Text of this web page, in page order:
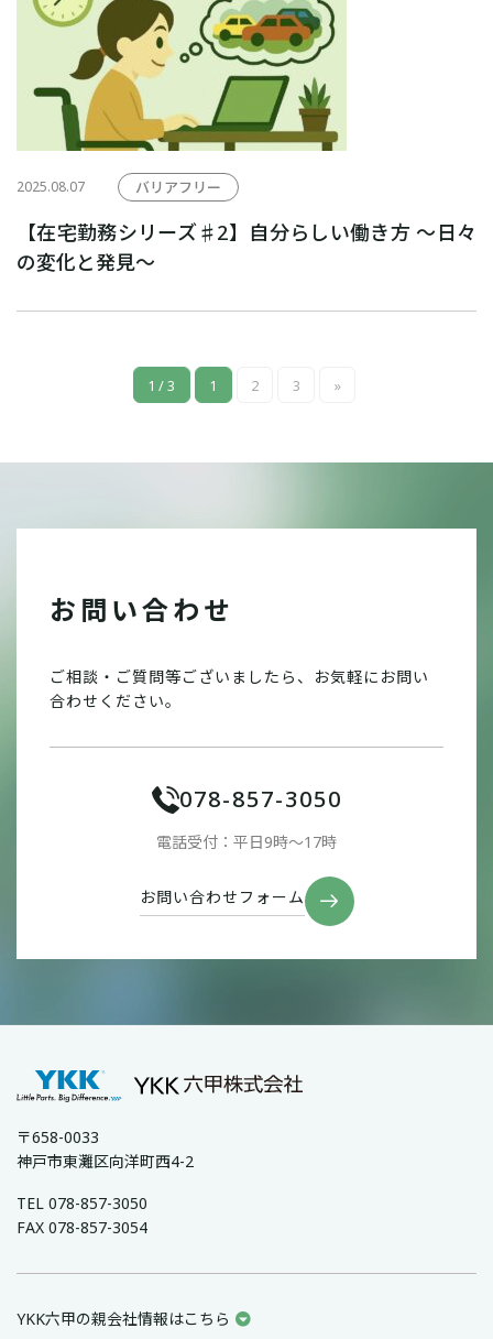
2025.08.07 バリアフリー
【在宅勤務シリーズ♯2】自分らしい働き方 〜日々
の変化と発見〜
1 / 3 1 2 3 »
お問い合わせ
ご相談・ご質問等ございましたら、お気軽にお問い
合わせください。
078-857-3050
電話受付：平日9時〜17時
お問い合わせフォーム
〒658-0033
神戸市東灘区向洋町西4-2
TEL 078-857-3050
FAX 078-857-3054
YKK六甲の親会社情報はこちら